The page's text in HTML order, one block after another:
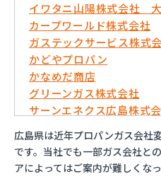
イワタニ山陽株式会社
カープワールド株式会社
ガステックサービス株式
かどやプロパン
かなめだ商店
グリーンガス株式会社
サーンエネクス広島株式
さくらBIM株式会社
ダイネン株式会社広島営
トーショク
広島県は近年プロパンガス会社
です。当社でも一部ガス会社と
アによってはご案内が難しくな